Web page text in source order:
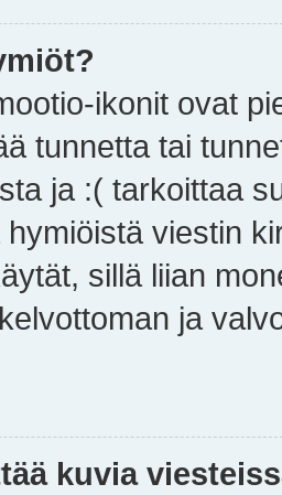
ikonit ovat
tunnetta tai
ja :( tarkoittaa
viestin
sillä liian
ja
kuvia